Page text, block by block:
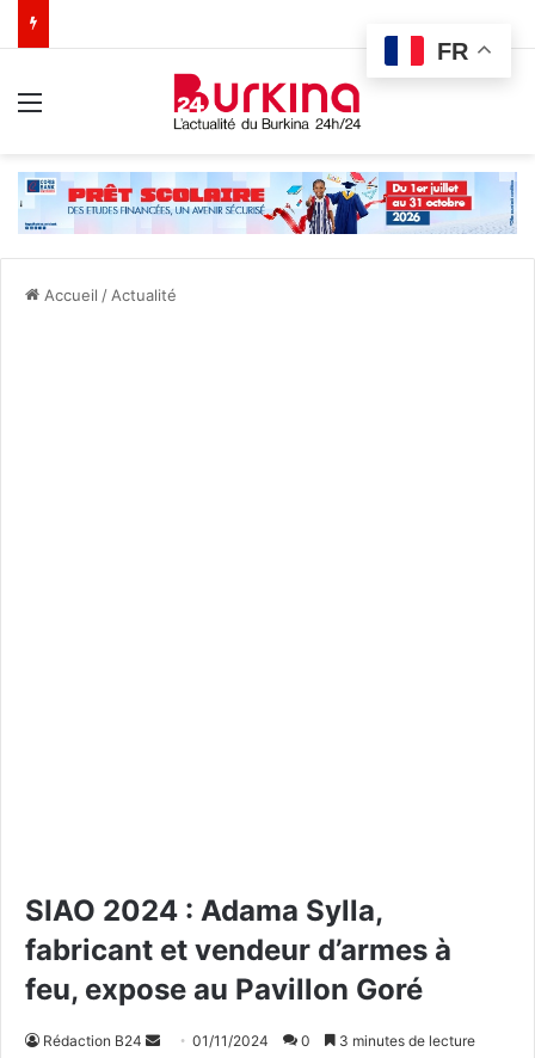
Accueil / Actualité
SIAO 2024 : Adama Sylla,
fabricant et vendeur d’armes à
feu, expose au Pavillon Goré
Rédaction B24 01/11/2024 0 3 minutes de lecture
FR